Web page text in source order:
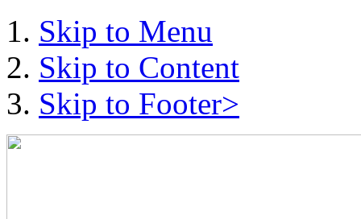
Skip to Menu
Skip to Content
Skip to Footer>